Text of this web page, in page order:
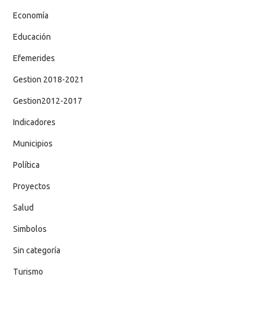
Economía
Educación
Efemerides
Gestion 2018-2021
Gestion2012-2017
Indicadores
Municipios
Política
Proyectos
Salud
Simbolos
Sin categoría
Turismo